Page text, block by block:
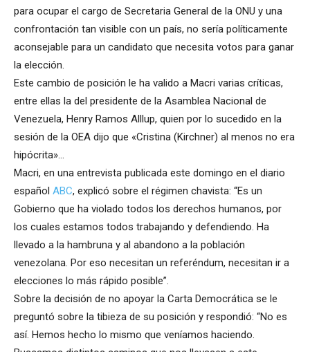
para ocupar el cargo de Secretaria General de la ONU y una
confrontación tan visible con un país, no sería políticamente
aconsejable para un candidato que necesita votos para ganar
la elección.
Este cambio de posición le ha valido a Macri varias críticas,
entre ellas la del presidente de la Asamblea Nacional de
Venezuela, Henry Ramos Alllup, quien por lo sucedido en la
sesión de la OEA dijo que «Cristina (Kirchner) al menos no era
hipócrita»…
Macri, en una entrevista publicada este domingo en el diario
español ABC, explicó sobre el régimen chavista: “Es un
Gobierno que ha violado todos los derechos humanos, por
los cuales estamos todos trabajando y defendiendo. Ha
llevado a la hambruna y al abandono a la población
venezolana. Por eso necesitan un referéndum, necesitan ir a
elecciones lo más rápido posible”.
Sobre la decisión de no apoyar la Carta Democrática se le
preguntó sobre la tibieza de su posición y respondió: “No es
así. Hemos hecho lo mismo que veníamos haciendo.